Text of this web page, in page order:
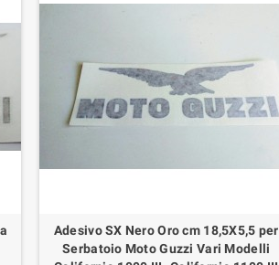
Adesivo SX Nero Oro cm 18,5X5,5 per
Serbatoio Moto Guzzi Vari Modelli